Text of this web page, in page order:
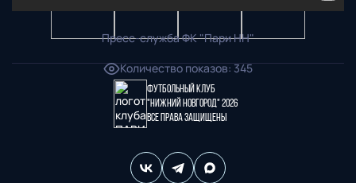
Пресс-служба ФК "Пари НН"
Количество показов:345
Футбольный клуб
"Нижний Новгород" 2026
Все права защищены